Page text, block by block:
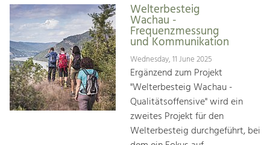
Welterbesteig
Wachau -
Frequenzmessung
und Kommunikation
Wednesday, 11 June 2025
Ergänzend zum Projekt
"Welterbesteig Wachau -
Qualitätsoffensive" wird ein
zweites Projekt für den
Welterbesteig durchgeführt, bei